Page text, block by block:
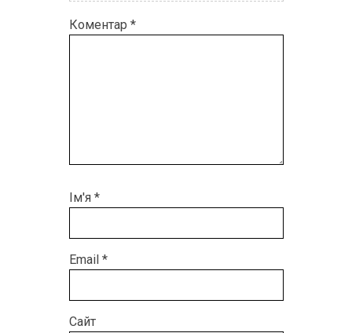
Коментар *
Ім'я *
Email *
Сайт